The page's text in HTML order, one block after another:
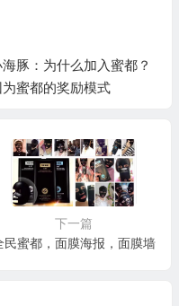
豚：为什么加入蜜都？
为蜜都的奖励模式
下一篇
民蜜都，面膜海报，面膜墙